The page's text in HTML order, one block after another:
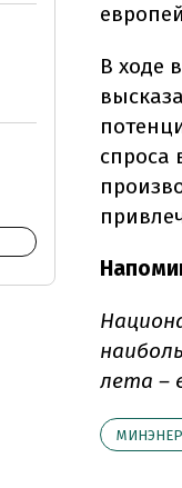
В ходе
спроса
лета –